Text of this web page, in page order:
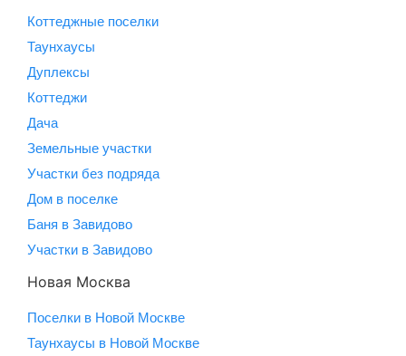
Коттеджные поселки
Таунхаусы
Дуплексы
Коттеджи
Дача
Земельные участки
Участки без подряда
Дом в поселке
Баня в Завидово
Участки в Завидово
Новая Москва
Поселки в Новой Москве
Таунхаусы в Новой Москве